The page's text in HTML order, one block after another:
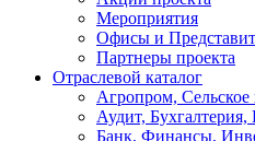
Мероприятия
Офисы и
Партнеры проекта
Отраслевой каталог
Агропром, Сельское
Аудит, Бухгалтерия,
Банк, Финансы,